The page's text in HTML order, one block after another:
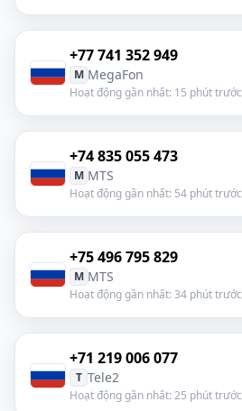
+77 741 352 949
M MegaFon
Hoạt động gần nhất: 15 phút trước
+74 835 055 473
M MTS
Hoạt động gần nhất: 54 phút trước
+75 496 795 829
M MTS
Hoạt động gần nhất: 34 phút trước
+71 219 006 077
T Tele2
Hoạt động gần nhất: 25 phút trước